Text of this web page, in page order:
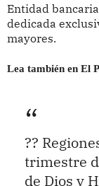
Entidad
dedicada
mayores.
Lea también en El
??
trimestre
de Dios y